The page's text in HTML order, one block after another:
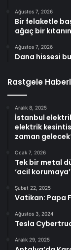
Ağustos 7, 2026
Bir felaketle
ağaç bir
Ağustos 7, 2026
Dana hissesi
Rastgele
Aralık 8, 2025
İstanbul
elektrik
zaman
Ocak 7, 2026
Tek bir metal
‘acil
Şubat 22, 2025
Vatikan: Papa
Ağustos 3, 2024
Tesla
Aralık 29, 2025